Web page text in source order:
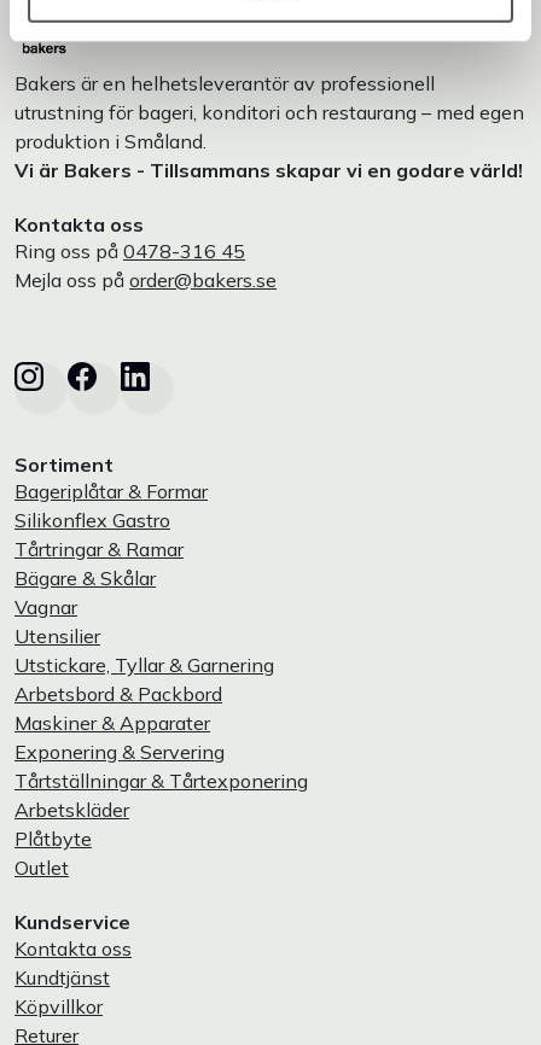
Bakers är en helhetsleverantör av professionell
utrustning för bageri, konditori och restaurang – med egen
produktion i Småland.
Vi är Bakers - Tillsammans skapar vi en godare värld!
Kontakta oss
Ring oss på 0478-316 45
Mejla oss på order@bakers.se
Sortiment
Bageriplåtar & Formar
Silikonflex Gastro
Tårtringar & Ramar
Bägare & Skålar
Vagnar
Utensilier
Utstickare, Tyllar & Garnering
Arbetsbord & Packbord
Maskiner & Apparater
Exponering & Servering
Tårtställningar & Tårtexponering
Arbetskläder
Plåtbyte
Outlet
Kundservice
Kontakta oss
Kundtjänst
Köpvillkor
Returer